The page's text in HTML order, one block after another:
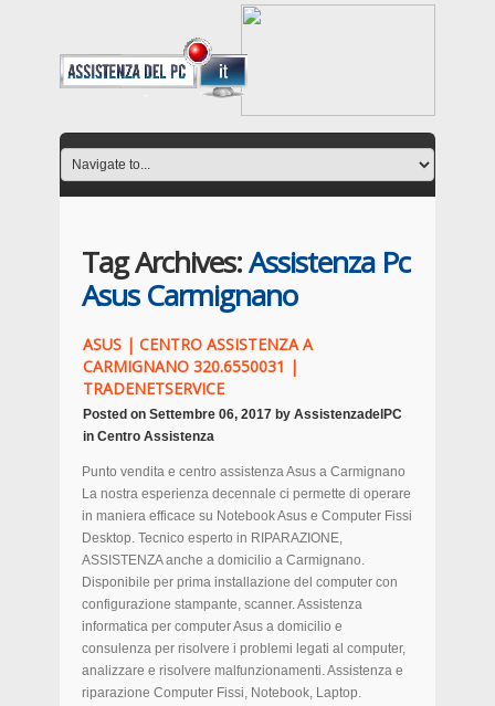
Tag Archives:Assistenza Pc
Asus Carmignano
ASUS | CENTRO ASSISTENZA A
CARMIGNANO 320.6550031 |
TRADENETSERVICE
Posted on Settembre 06, 2017 by AssistenzadelPC
in Centro Assistenza
Punto vendita e centro assistenza Asus a Carmignano
La nostra esperienza decennale ci permette di operare
in maniera efficace su Notebook Asus e Computer Fissi
Desktop. Tecnico esperto in RIPARAZIONE,
ASSISTENZA anche a domicilio a Carmignano.
Disponibile per prima installazione del computer con
configurazione stampante, scanner. Assistenza
informatica per computer Asus a domicilio e
consulenza per risolvere i problemi legati al computer,
analizzare e risolvere malfunzionamenti. Assistenza e
riparazione Computer Fissi, Notebook, Laptop.